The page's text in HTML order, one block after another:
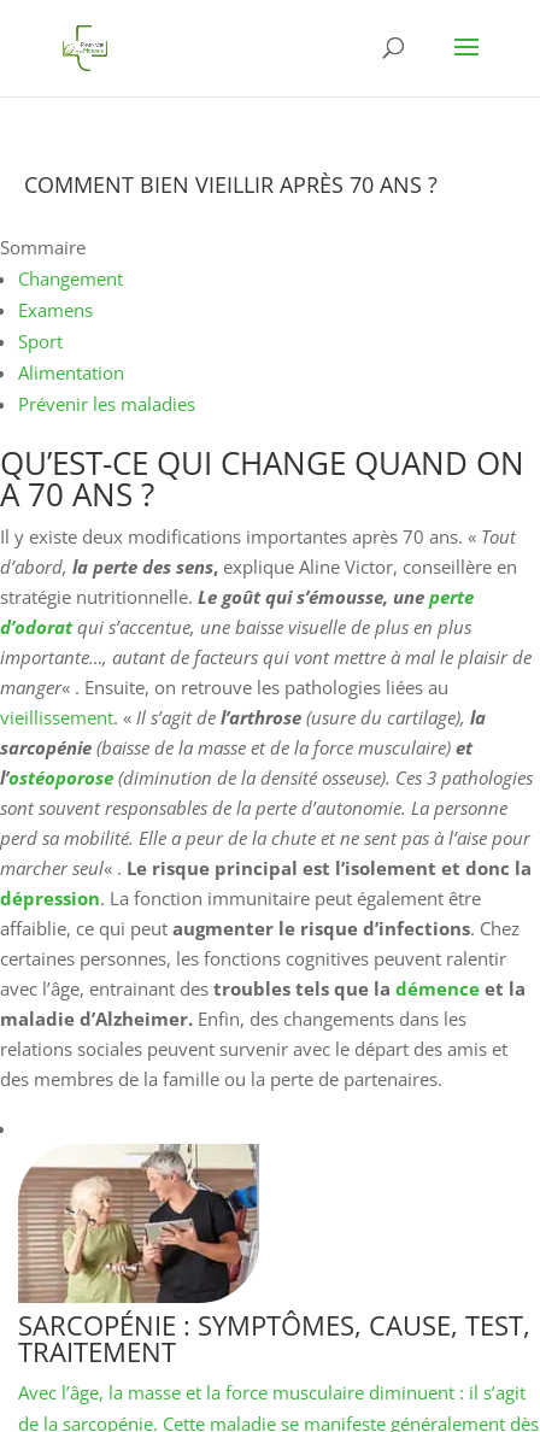
COMMENT BIEN VIEILLIR APRÈS 70 ANS ?
Sommaire
Changement
Examens
Sport
Alimentation
Prévenir les maladies
QU’EST-CE QUI CHANGE QUAND ON
A 70 ANS ?
Il y existe deux modifications importantes après 70 ans. « Tout
d’abord, la perte des sens, explique Aline Victor, conseillère en
stratégie nutritionnelle. Le goût qui s’émousse, une perte
d’odoratqui s’accentue, une baisse visuelle de plus en plus
importante…, autant de facteurs qui vont mettre à mal le plaisir de
manger« . Ensuite, on retrouve les pathologies liées au
vieillissement. « Il s’agit de l’arthrose (usure du cartilage), la
sarcopénie (baisse de la masse et de la force musculaire) et
l’ostéoporose (diminution de la densité osseuse). Ces 3 pathologies
sont souvent responsables de la perte d’autonomie. La personne
perd sa mobilité. Elle a peur de la chute et ne sent pas à l’aise pour
marcher seul« . Le risque principal est l’isolement et donc la
dépression. La fonction immunitaire peut également être
affaiblie, ce qui peut augmenter le risque d’infections. Chez
certaines personnes, les fonctions cognitives peuvent ralentir
avec l’âge, entrainant des troubles tels que la démence et la
maladie d’Alzheimer. Enfin, des changements dans les
relations sociales peuvent survenir avec le départ des amis et
des membres de la famille ou la perte de partenaires.
SARCOPÉNIE : SYMPTÔMES, CAUSE, TEST,
TRAITEMENT
Avec l’âge, la masse et la force musculaire diminuent : il s’agit
de la sarcopénie. Cette maladie se manifeste généralement dès